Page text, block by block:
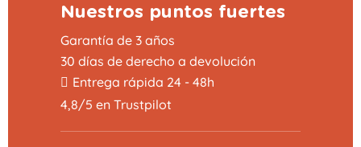
Nuestros puntos fuertes
Garantía de 3 años
30 días de derecho a devolución
Entrega rápida 24 - 48h
4,8/5 en Trustpilot